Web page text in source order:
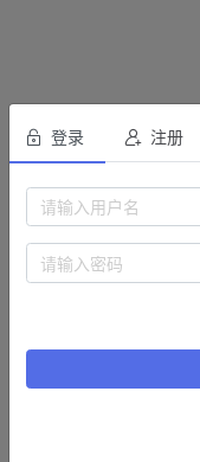
登录 注册